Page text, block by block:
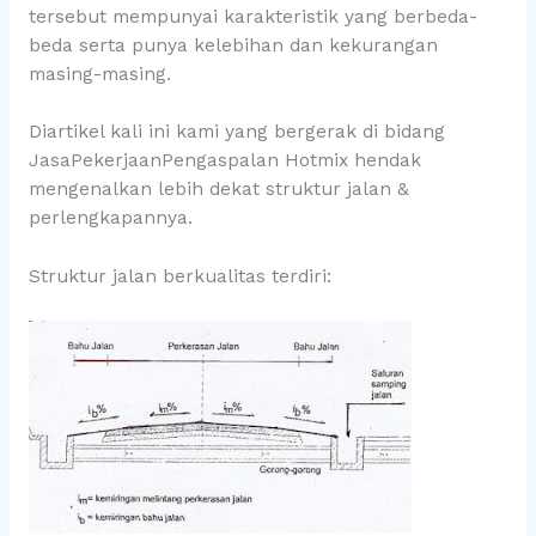
tersebut mempunyai karakteristik yang berbeda-
beda serta punya kelebihan dan kekurangan
masing-masing.
Diartikel kali ini kami yang bergerak di bidang
JasaPekerjaanPengaspalan Hotmix hendak
mengenalkan lebih dekat struktur jalan &
perlengkapannya.
Struktur jalan berkualitas terdiri: